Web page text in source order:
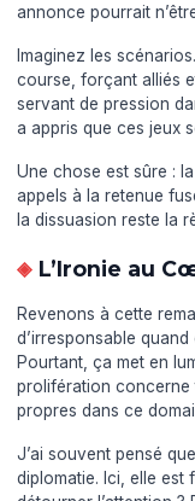
annonce pourrait
Imaginez les
course, forçant alliés
servant de pression
a appris que ces jeux
Une chose est sûre :
appels à la retenue
la dissuasion reste la
L’Ironie au
Revenons à cette
d’irresponsable
Pourtant, ça met en
prolifération concerne
propres dans ce
J’ai souvent pensé
diplomatie. Ici, elle est